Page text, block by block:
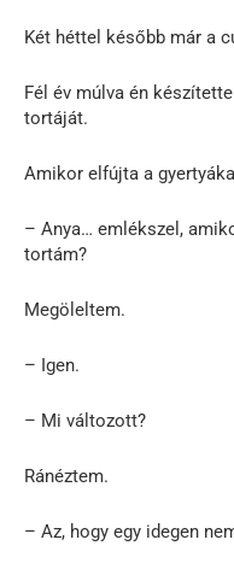
Két héttel később már a
Fél év múlva én
tortáját.
Amikor elfújta a
– Anya… emlékszel,
tortám?
Megöleltem.
– Igen.
– Mi változott?
Ránéztem.
– Az, hogy egy idegen